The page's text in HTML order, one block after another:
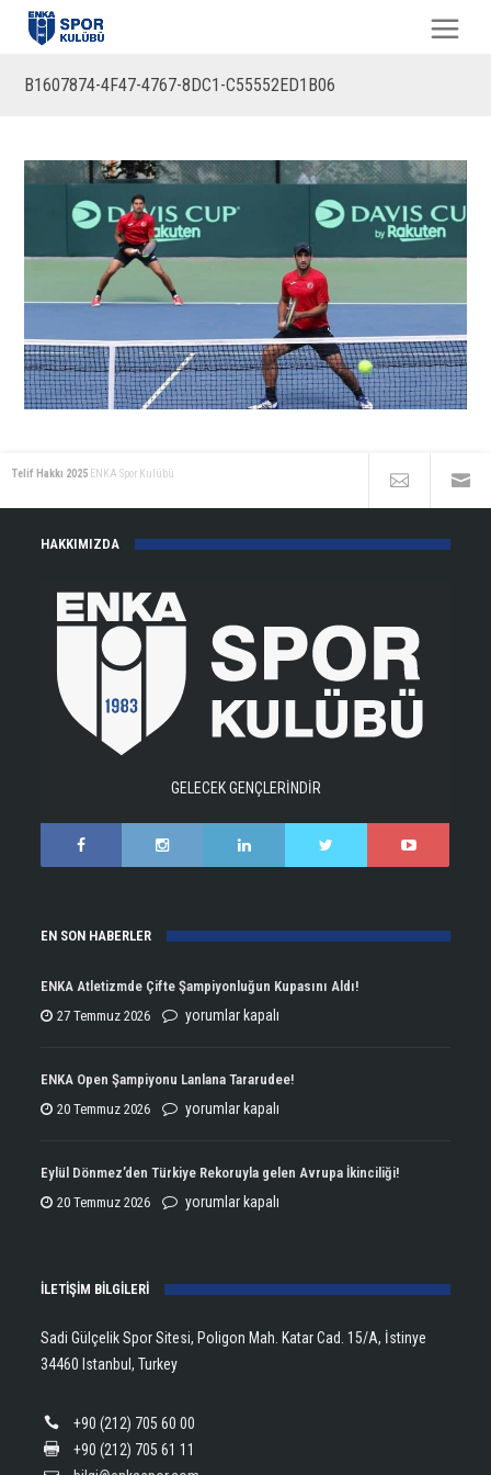
B1607874-4F47-4767-8DC1-C55552ED1B06
Telif Hakkı 2025 ENKA Spor Kulübü
HAKKIMIZDA
GELECEK GENÇLERİNDİR
EN SON HABERLER
ENKA Atletizmde Çifte Şampiyonluğun Kupasını Aldı!
27 Temmuz 2026
ENKA
Çifte
Şampiyonluğun
Aldı!
yorumlar kapalı
ENKA Open Şampiyonu Lanlana Tararudee!
20 Temmuz 2026
ENKA
Şampiyonu
Lanlana
yorumlar kapalı
Eylül Dönmez’den Türkiye Rekoruyla gelen Avrupa İkinciliği!
20 Temmuz 2026
Eylül
Rekoruyla
Avrupa
yorumlar kapalı
İLETİŞİM BİLGİLERİ
Sadi Gülçelik Spor Sitesi, Poligon Mah. Katar Cad. 15/A, İstinye
34460 Istanbul, Turkey
+90 (212) 705 60 00
+90 (212) 705 61 11